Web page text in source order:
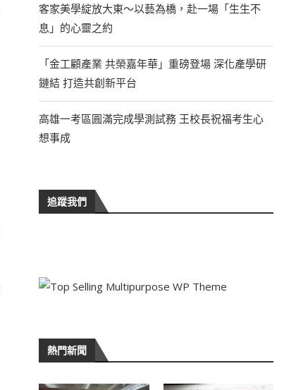
客家美學綻放大東～以藝為橋，赴一場「生生不
息」的心靈之約
「金工顧產業 共榮嘉年華」重磅登場 深化產學研
鏈結 打造共創新平台
高雄一考區圓滿完成學測試務 王校長祝福考生心
想事成
追蹤我們
熱門新聞